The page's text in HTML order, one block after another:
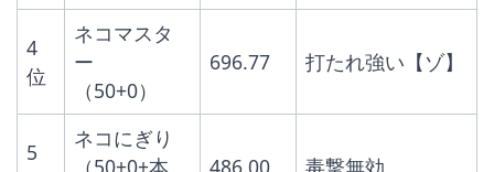
4
位
ネコマスタ
ー
（50+0）
696.77 打たれ強い【ゾ】
5
ネコにぎり
（50+0+本
486.00 毒撃無効